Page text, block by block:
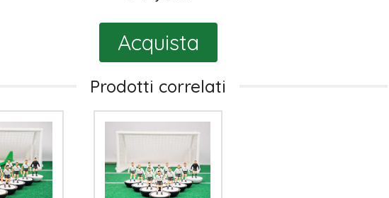
Acquista
Prodotti correlati